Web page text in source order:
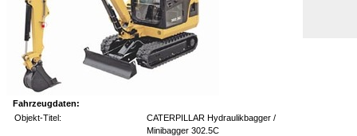
Fahrzeugdaten:
Objekt-Titel:
CATERPILLAR Hydraulikbagger /
Minibagger 302.5C